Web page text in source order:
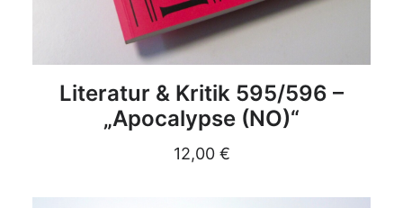
DETAILS
Literatur & Kritik 595/596 –
„Apocalypse (NO)“
12,00 €